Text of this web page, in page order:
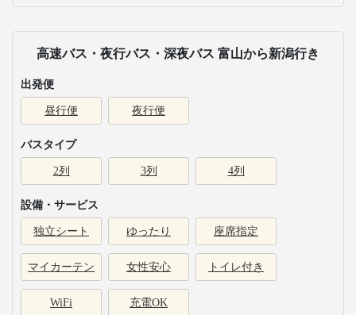
高速バス・夜行バス・深夜バス 富山から新潟行き
出発便
昼行便 夜行便
バスタイプ
2列 3列 4列
設備・サービス
独立シート ゆったり 座席指定
マイカーテン 女性安心 トイレ付き
WiFi 充電OK